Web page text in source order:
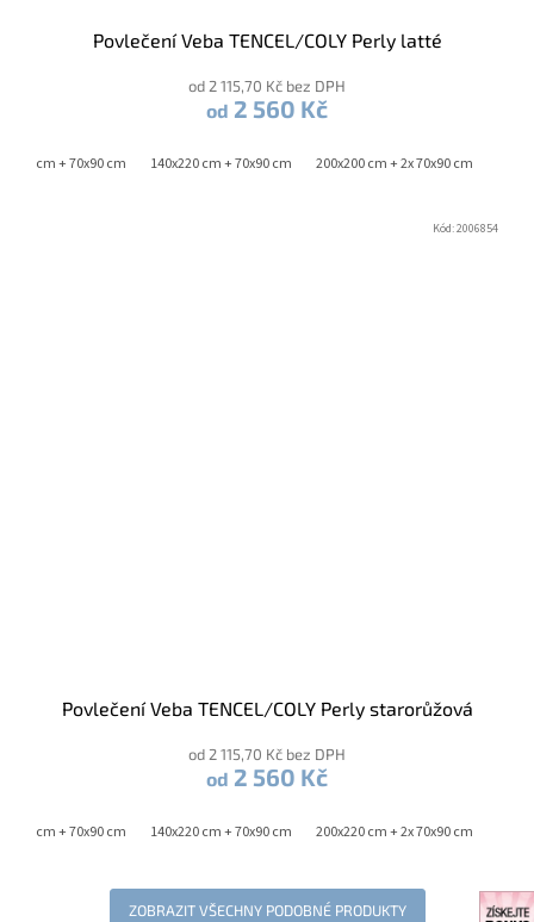
Povlečení Veba TENCEL/COLY Perly latté
od 2 115,70 Kč bez DPH
od 2 560 Kč
cm + 70x90 cm 140x220 cm + 70x90 cm 200x200 cm + 2x 70x90 cm
Povlečení Veba TENCEL/COLY Perly starorůžová
od 2 115,70 Kč bez DPH
od 2 560 Kč
cm + 70x90 cm 140x220 cm + 70x90 cm 200x220 cm + 2x 70x90 cm
Kód:2006854
ZOBRAZIT VŠECHNY PODOBNÉ PRODUKTY